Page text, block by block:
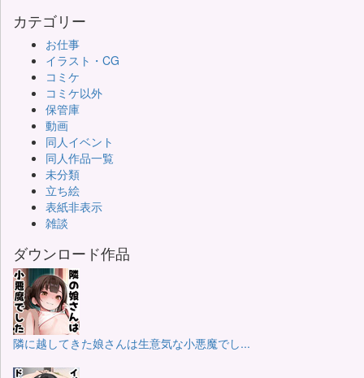
カテゴリー
お仕事
イラスト・CG
コミケ
コミケ以外
保管庫
動画
同人イベント
同人作品一覧
未分類
立ち絵
表紙非表示
雑談
ダウンロード作品
隣に越してきた娘さんは生意気な小悪魔でし...